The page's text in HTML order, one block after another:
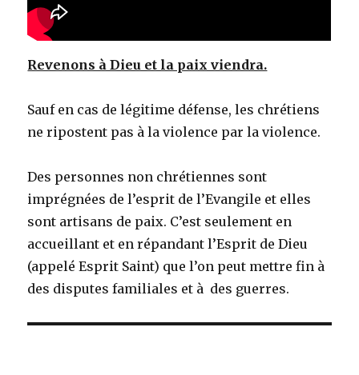
Revenons à Dieu et la paix viendra.
Sauf en cas de légitime défense, les chrétiens
ne ripostent pas à la violence par la violence.
Des personnes non chrétiennes sont
imprégnées de l’esprit de l’Evangile et elles
sont artisans de paix. C’est seulement en
accueillant et en répandant l’Esprit de Dieu
(appelé Esprit Saint) que l’on peut mettre fin à
des disputes familiales et à des guerres.